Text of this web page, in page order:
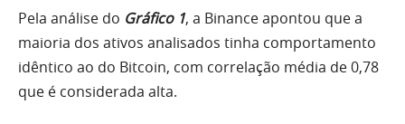
Pela análise do Gráfico 1, a Binance apontou que a
maioria dos ativos analisados tinha comportamento
idêntico ao do Bitcoin, com correlação média de 0,78
que é considerada alta.